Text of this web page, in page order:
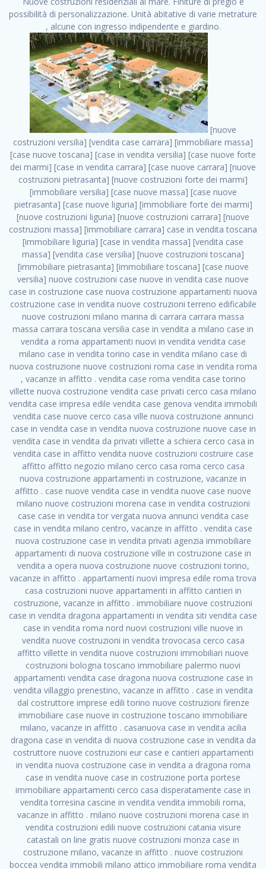
possibilità di personalizzazione. Unità abitative di varie metrature
, alcune con ingresso indipendente e giardino.
[nuove costruzioni versilia] [vendita case carrara] [immobiliare massa] [case nuove toscana] [case in vendita versilia] [case nuove forte dei marmi] [case in vendita carrara] [case nuove carrara] [nuove costruzioni pietrasanta] [nuove costruzioni forte dei marmi] [immobiliare versilia] [case nuove massa] [case nuove pietrasanta] [case nuove liguria] [immobiliare forte dei marmi] [nuove costruzioni liguria] [nuove costruzioni carrara] [nuove costruzioni massa] [immobiliare carrara] case in vendita toscana [immobiliare liguria] [case in vendita massa] [vendita case massa] [vendita case versilia] [nuove costruzioni toscana] [immobiliare pietrasanta] [immobiliare toscana] [case nuove versilia] nuove costruzioni case nuove in vendita case nuove case in costruzione case nuova costruzione appartamenti nuova costruzione case in vendita nuove costruzioni terreno edificabile nuove costruzioni milano marina di carrara carrara massa massa carrara toscana versilia case in vendita a milano case in vendita a roma appartamenti nuovi in vendita vendita case milano case in vendita torino case in vendita milano case di nuova costruzione nuove costruzioni roma case in vendita roma , vacanze in affitto . vendita case roma vendita case torino villette nuova costruzione vendita case privati cerco casa milano vendita case impresa edile vendita case genova vendita immobili vendita case nuove cerco casa ville nuova costruzione annunci case in vendita case in vendita nuova costruzione nuove case in vendita case in vendita da privati villette a schiera cerco casa in vendita case in affitto vendita nuove costruzioni costruire case affitto affitto negozio milano cerco casa roma cerco casa nuova costruzione appartamenti in costruzione, vacanze in affitto . case nuove vendita case in vendita nuove case nuove milano nuove costruzioni morena case in vendita costruzioni case case in vendita tor vergata nuova annunci vendita case case in vendita milano centro, vacanze in affitto . vendita case nuova costruzione case in vendita privati agenzia immobiliare appartamenti di nuova costruzione ville in costruzione case in vendita a opera nuova costruzione nuove costruzioni torino, vacanze in affitto . appartamenti nuovi impresa edile roma trova casa costruzioni nuove appartamenti in affitto cantieri in costruzione, vacanze in affitto . immobiliare nuove costruzioni case in vendita dragona appartamenti in vendita siti vendita case case in vendita roma nord nuovi costruzioni ville nuove in vendita nuove costruzioni in vendita trovocasa cerco casa affitto villette in vendita nuove costruzioni immobiliari nuove costruzioni bologna toscano immobiliare palermo nuovi appartamenti vendita case dragona nuova costruzione case in vendita villaggio prenestino, vacanze in affitto . case in vendita dal costruttore imprese edili torino nuove costruzioni firenze immobiliare case nuove in costruzione toscano immobiliare milano, vacanze in affitto . casanuova case in vendita acilia dragona case in vendita di nuova costruzione case in vendita da costruttore nuove costruzioni eur case e cantieri appartamenti in vendita nuova costruzione case in vendita a dragona roma case in vendita nuove case in costruzione porta portese immobiliare appartamenti cerco casa disperatamente case in vendita torresina cascine in vendita vendita immobili roma, vacanze in affitto . milano nuove costruzioni morena case in vendita costruzioni edili nuove costruzioni catania visure catastali on line gratis nuove costruzioni monza case in costruzione milano, vacanze in affitto . nuove costruzioni boccea vendita immobili milano attico immobiliare roma vendita imprese edili bergamo impresa edile bologna case in vendita a classe appartamento nuovo nuove costruzioni pietralata case costruzione case in vendita roma sud nuove costruzioni residenziali a milano appartamenti nuova costruzione milano case in vendita boccea case in vendita morena nuove costruzioni vendita immobili privati, vacanze in affitto . comprare casa nuova costruzione case in vendita con leasing case in vendita ostia antica case nuova costruzione milano appartamenti nuovi milano case nuove roma nuove costruzioni bari edilizia convenzionata case in vendita a tortona villaggio prenestino case in vendita toscano immobiliare professione casa nuove costruzioni parma impresa costruzioni nuove case nuove costruzioni bergamo vendita immobili torino ville di nuova costruzione solo affitti appartamento nuovo in vendita appartamenti nuova costruzione roma case nuova costruzione roma, vacanze in affitto . nuove costruzioni a milano case in costruzione roma impresa di costruzioni grimaldi immobiliare costruzioni villetta nuova costruzione case in vendita da imprese edili cerco casa a acquisto casa in costruzione nuove costruzioni mare costruzioni immobiliari cantieri nuove costruzioni acquisto casa nuova costruzione nuove costruzioni padova comprare casa in costruzione impresa edile napoli nuove costruzioni pescara casa risorse immobiliari, vacanze in affitto . immobili in costruzione villette nuove villette nuove in vendita gabetti imprese edili verona nuove costruzioni milano sud nuovi immobili nuove costruzioni legnano, vacanze in affitto . cantieri nuove costruzioni milano villa nuova case vendita nuove costruzioni appartamenti in vendita nuovi immobili nuovi costruttori case imprese edili brescia nuovi appartamenti milano case in vendita selva nera casa nuova retecasa case nuova costruzione in vendita monolocale imprese edili firenze imprese edili padova frimm vendita case dragona nuove costruzioni vendita imprese edili parma imprese di costruzioni milano immobiliare toscano frimm immobiliare roma case case dal costruttore acquisto terreno agricolo imprese edili italiane roma vende casa case nuove a milano nuove costruzioni a roma imprese costruzioni roma cerco casa nuova immobili di nuova costruzione case in vendita castelverde roma impresa edile palermo rent to buy roma nuove costruzioni, vacanze in affitto . tempocasa case in vendita a riscatto nuove costruzioni varese nuove costruzioni bolzano vendita case in costruzione nuove costruzioni lecce cantiere milano costruire villa imprese edili treviso impresa edile catania case in vendita roma tiburtina vendita appartamenti nuova costruzione vendita immobili commerciali case nuove in vendita milano nuove costruzioni seregno cerca casa vendita cerco casa milano vendita nuove costruzioni milano ovest vendita case nuove milano imprese edili modena nuove costruzioni milano centro case in vendita aranova nuove abitazioni, vacanze in affitto ., vacanze in affitto . nuove costruzioni brescia nuove costruzioni como appartamenti nuovi in vendita a milano case in vendita bologna nuove costruzioni appartamenti in vendita milano nuova costruzione imprese edili como morena nuove costruzioni nuove costruzioni case vendita appartamenti nuovi nuove costruzioni salerno eurekasa villette in costruzione bilocali nuovi case nuove in vendita a roma case in vendita con permuta nuove costruzioni trento impresa edile varese imprese costruzioni milano imprese edili venezia case in vendita prenestina imprese edili spa nuove costruzioni gallarate roma nuove costruzioni case in nuova costruzione nuovi case nuove in vendita a milano nuove costruzioni loano nuovi cantieri milano imprese edili novara case in vendita roma est imprese di costruzioni roma appartamenti in costruzione milano nuovi cantieri cerco casa vendita milano nuove costruzioni brugherio vendita case da imprese edili imprese edili udine nuove costruzioni direttamente dal costruttore imprese edili vicenza case in vendita a loano nuova costruzione nuove villette prezzi case nuove case in vendita in costruzione compravendita terreno agricolo cantiere, vacanze in affitto . case in vendita milano navigli costruzione nuova casa costruzioni nuove milano nuove costruzioni roma rent to buy nuove costruzioni taranto palazzo in costruzione vendita appartamenti nuova costruzione milano centro costruzioni milano case in vendita milano nuove costruzioni case in vendita milano sud impresa edile como case nuove a roma boccea case in vendita imprese edili trento nuove costruzioni buccinasco case in costruzione a milano nuove costruzioni ripamonti case in vendita a salerno nuove costruzioni nuove residenze milano case nuove vendita milano nuove costruzioni milano nord nuove costruzioni livorno vendita nuove costruzioni roma nuove costruzioni liguria costruzioni roma cerco casa roma vendita nuove costruzioni classe a impresa edile rimini nuovi annunci case in vendita nuove costruzioni magenta todini costruzioni case grezze in vendita vendita appartamenti nuovi milano case in vendita gallaratese milano nuove costruzioni arezzo, vacanze in affitto . case in vendita castelverde case nuove dal costruttore nuovo appartamento nuove costruzioni desenzano imprese edili lombardia imprese edili veneto appartamenti in costruzione roma case vendita pescara nuove costruzioni case in vendita ad acilia imprese edili verona e provincia nuove costruzioni desio appartamenti classe a milano firenze nuove costruzioni pirelli re immobiliare grandi imprese di costruzioni case in vendita torresina roma case in vendita navigli milano nuove costruzioni roma centro nuovecostruzioni appartamenti nuovi a milano impresa edile ancona nuove residenze dragona case in vendita nuove costruzioni brindisi vendita nuove costruzioni milano case in vendita arredate nuove case milano case nuove milano centro sito impresa edile nuove costruzioni montesilvano case vendita monza nuove costruzioni vendita case nuove roma